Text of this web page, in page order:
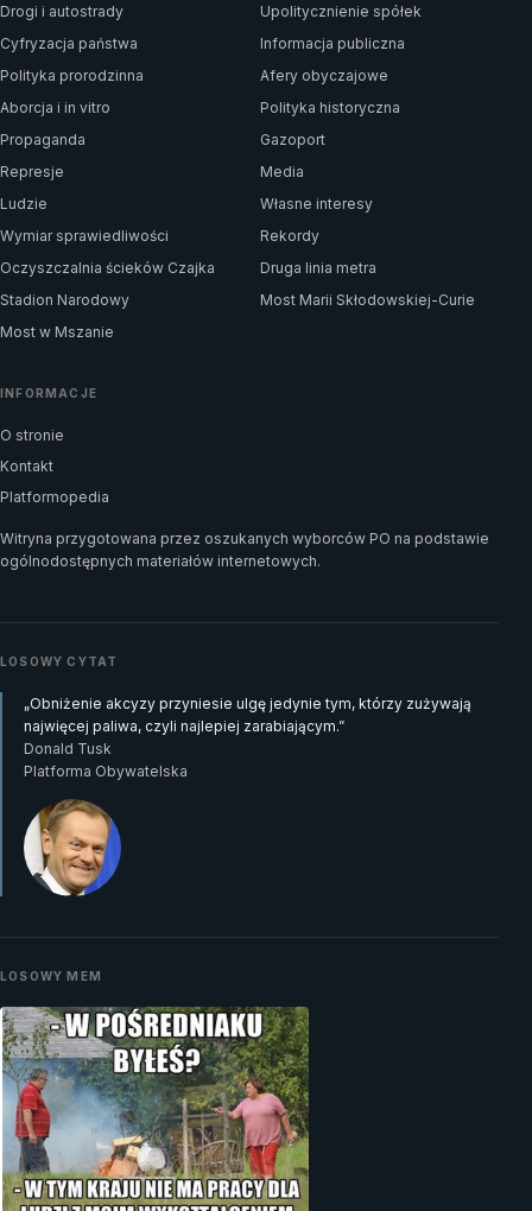
Drogi i autostrady
Upolitycznienie spółek
Cyfryzacja państwa
Informacja publiczna
Polityka prorodzinna
Afery obyczajowe
Aborcja i in vitro
Polityka historyczna
Propaganda
Gazoport
Represje
Media
Ludzie
Własne interesy
Wymiar sprawiedliwości
Rekordy
Oczyszczalnia ścieków Czajka
Druga linia metra
Stadion Narodowy
Most Marii Skłodowskiej-Curie
Most w Mszanie
INFORMACJE
O stronie
Kontakt
Platformopedia
Witryna przygotowana przez oszukanych wyborców PO na podstawie
ogólnodostępnych materiałów internetowych.
LOSOWY CYTAT
„Obniżenie akcyzy przyniesie ulgę jedynie tym, którzy zużywają
najwięcej paliwa, czyli najlepiej zarabiającym.”
Donald Tusk
Platforma Obywatelska
LOSOWY MEM